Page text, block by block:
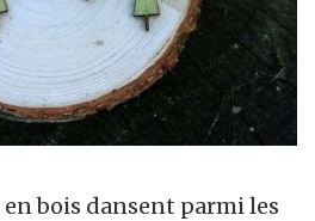
en bois dansent parmi les